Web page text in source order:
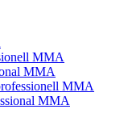
MMA
MMA
MMA
MMA